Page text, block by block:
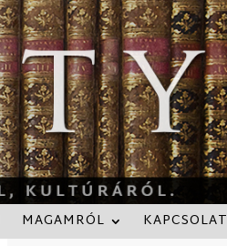
MAGAMRÓL KAPCSOLAT